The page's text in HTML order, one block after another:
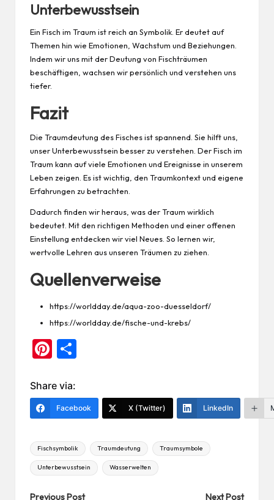
Unterbewusstsein
Ein Fisch im Traum ist reich an Symbolik. Er deutet auf
Themen hin wie Emotionen, Wachstum und Beziehungen.
Indem wir uns mit der Deutung von Fischträumen
beschäftigen, wachsen wir persönlich und verstehen uns
tiefer.
Fazit
Die Traumdeutung des Fisches ist spannend. Sie hilft uns,
unser Unterbewusstsein besser zu verstehen. Der Fisch im
Traum kann auf viele Emotionen und Ereignisse in unserem
Leben zeigen. Es ist wichtig, den Traumkontext und eigene
Erfahrungen zu betrachten.
Dadurch finden wir heraus, was der Traum wirklich
bedeutet. Mit den richtigen Methoden und einer offenen
Einstellung entdecken wir viel Neues. So lernen wir,
wertvolle Lehren aus unseren Träumen zu ziehen.
Quellenverweise
https://worldday.de/aqua-zoo-duesseldorf/
https://worldday.de/fische-und-krebs/
Pi
er
es
Share via:
Facebook X (Twitter) LinkedIn
Tags:
Fischsymbolik Traumdeutung Traumsymbole
Unterbewusstsein Wasserwelten
Previous Post Next Post